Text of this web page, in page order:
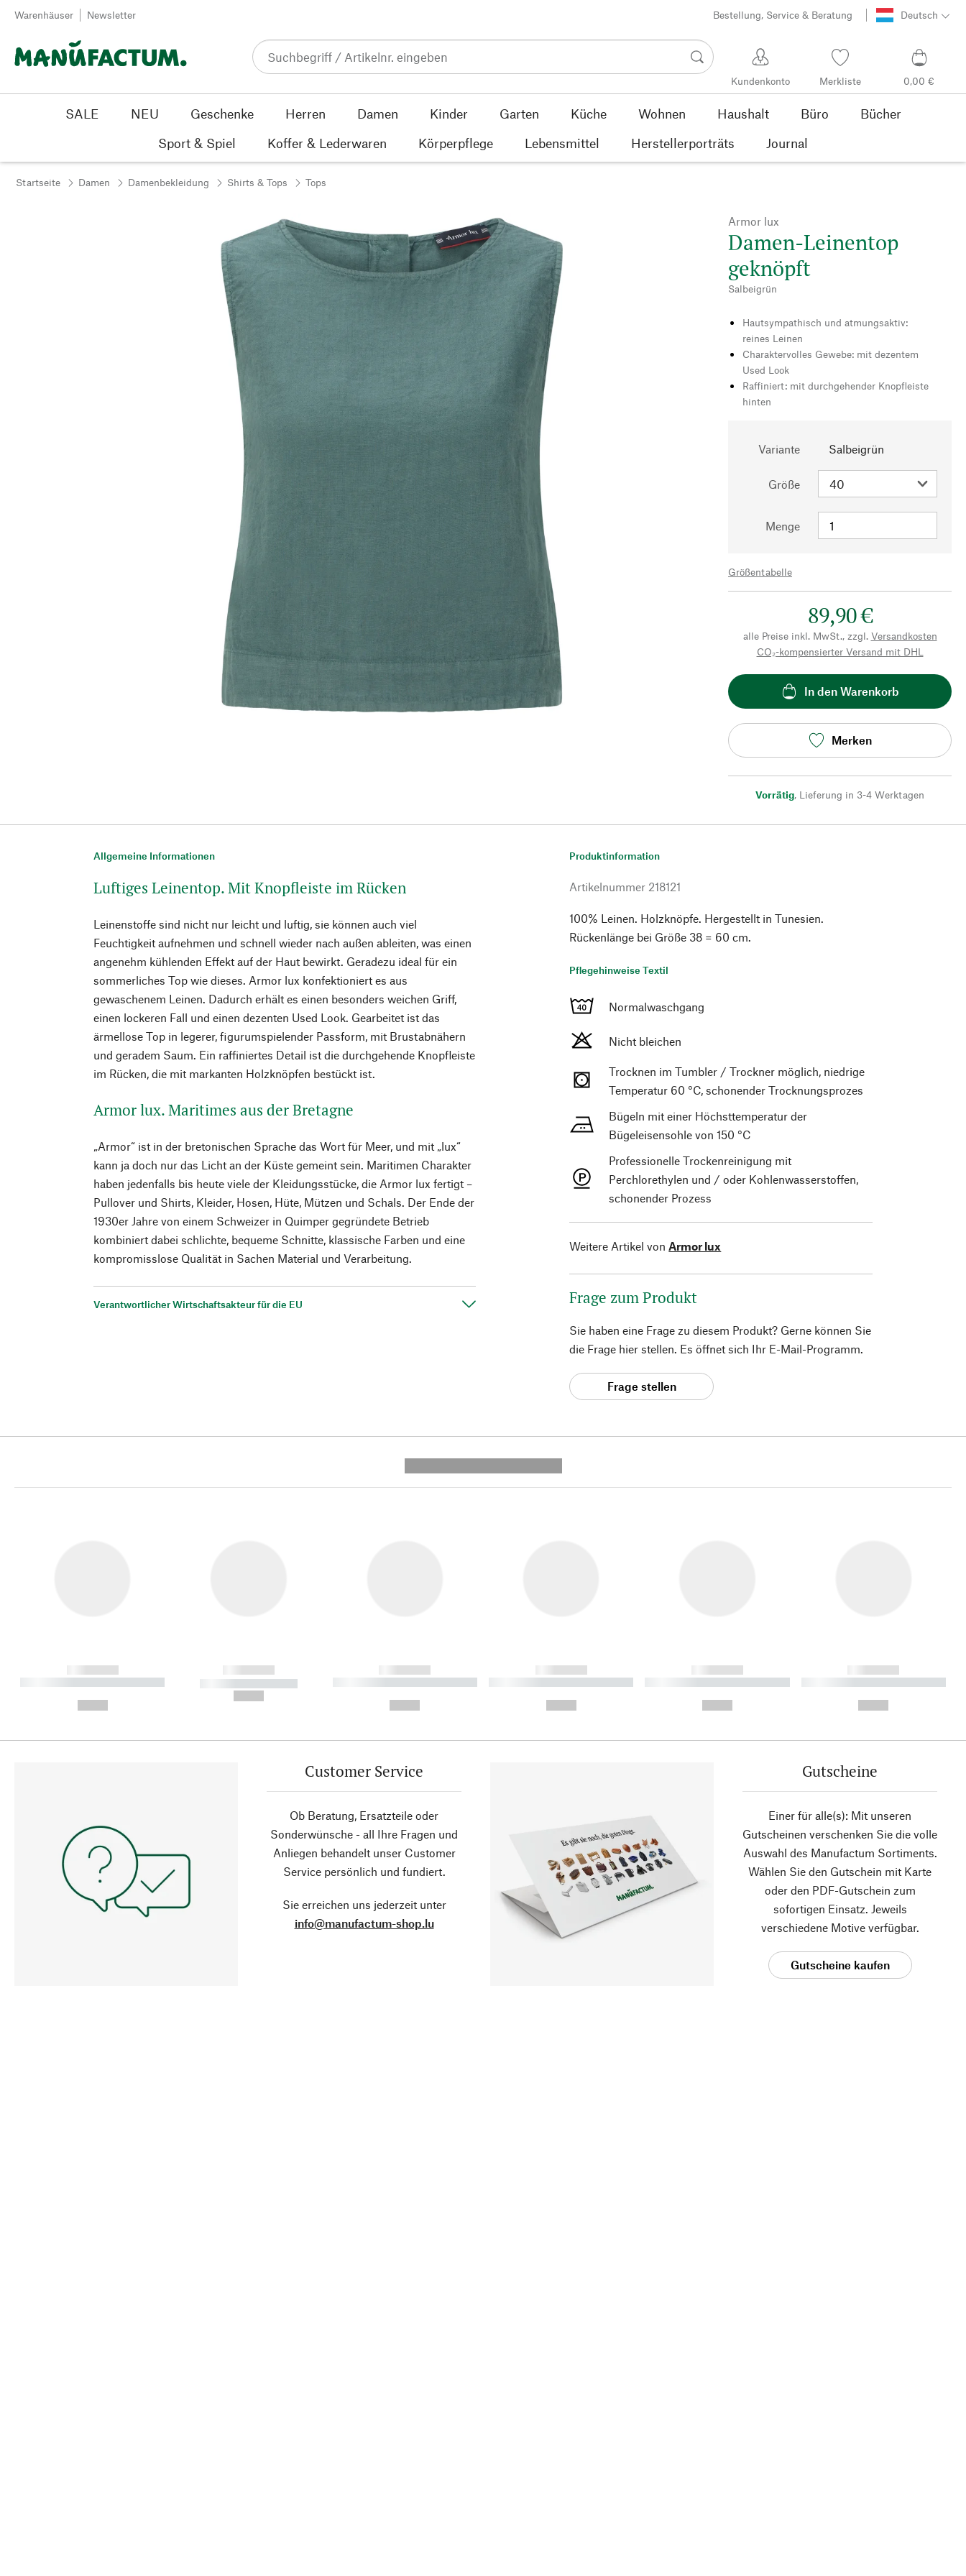
Zum Inhalt springen
Warenhäuser Newsletter Bestellung, Service & Beratung Deutsch
Kundenkonto Merkliste 0,00 €
SALE NEU Geschenke Herren Damen Kinder Garten Küche Wohnen Haushalt Büro
Bücher
Sport & Spiel
Koffer & Lederwaren Körperpflege Lebensmittel Herstellerporträts Journal
Startseite Damen Damenbekleidung Shirts & Tops Tops
Armor lux
Damen-Leinentop
geknöpft
Salbeigrün
Hautsympathisch und atmungsaktiv:
reines Leinen
Charaktervolles Gewebe: mit dezentem
Used Look
Raffiniert: mit durchgehender Knopfleiste
hinten
Variante Salbeigrün
Größe
Menge
Größentabelle
89,90 €
alle Preise inkl. MwSt., zzgl. Versandkosten
CO₂-kompensierter Versand mit DHL
In den Warenkorb
Merken
Vorrätig, Lieferung in 3-4 Werktagen
Allgemeine Informationen
Luftiges Leinentop. Mit Knopfleiste im Rücken
Leinenstoffe sind nicht nur leicht und luftig, sie können auch viel
Feuchtigkeit aufnehmen und schnell wieder nach außen ableiten, was einen
angenehm kühlenden Effekt auf der Haut bewirkt. Geradezu ideal für ein
sommerliches Top wie dieses. Armor lux konfektioniert es aus
gewaschenem Leinen. Dadurch erhält es einen besonders weichen Griff,
einen lockeren Fall und einen dezenten Used Look. Gearbeitet ist das
ärmellose Top in legerer, figurumspielender Passform, mit Brustabnähern
und geradem Saum. Ein raffiniertes Detail ist die durchgehende Knopfleiste
im Rücken, die mit markanten Holzknöpfen bestückt ist.
Armor lux. Maritimes aus der Bretagne
„Armor“ ist in der bretonischen Sprache das Wort für Meer, und mit „lux“
kann ja doch nur das Licht an der Küste gemeint sein. Maritimen Charakter
haben jedenfalls bis heute viele der Kleidungsstücke, die Armor lux fertigt –
Pullover und Shirts, Kleider, Hosen, Hüte, Mützen und Schals. Der Ende der
1930er Jahre von einem Schweizer in Quimper gegründete Betrieb
kombiniert dabei schlichte, bequeme Schnitte, klassische Farben und eine
kompromisslose Qualität in Sachen Material und Verarbeitung.
Verantwortlicher Wirtschaftsakteur für die EU
Produktinformation
Artikelnummer 218121
100% Leinen. Holzknöpfe. Hergestellt in Tunesien.
Rückenlänge bei Größe 38 = 60 cm.
Pflegehinweise Textil
Normalwaschgang
Nicht bleichen
Trocknen im Tumbler / Trockner möglich, niedrige
Temperatur 60 °C, schonender Trocknungsprozes
Bügeln mit einer Höchsttemperatur der
Bügeleisensohle von 150 °C
Professionelle Trockenreinigung mit
Perchlorethylen und / oder Kohlenwasserstoffen,
schonender Prozess
Weitere Artikel von Armor lux
Frage zum Produkt
Sie haben eine Frage zu diesem Produkt? Gerne können Sie
die Frage hier stellen. Es öffnet sich Ihr E-Mail-Programm.
Frage stellen
------------
----------- ----------- ----------
------------
----------- -----------
------------
----------- ----------- ----------
------------
----------- ----------- ----------
------------
----------- ----------- ----------
------------
----------- ----------- ----------
Customer Service
Ob Beratung, Ersatzteile oder
Sonderwünsche - all Ihre Fragen und
Anliegen behandelt unser Customer
Service persönlich und fundiert.
Sie erreichen uns jederzeit unter
info@manufactum-shop.lu
Gutscheine
Einer für alle(s): Mit unseren
Gutscheinen verschenken Sie die volle
Auswahl des Manufactum Sortiments.
Wählen Sie den Gutschein mit Karte
oder den PDF-Gutschein zum
sofortigen Einsatz. Jeweils
verschiedene Motive verfügbar.
Gutscheine kaufen